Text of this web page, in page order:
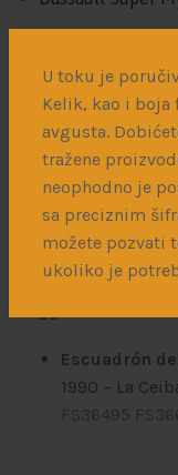
U toku je
Kelik, kao i boja
avgusta.
tražene
neophodno je
sa preciznim
možete pozvati
ukoliko je
EC 2/10 Seine
May 1961
– BA
FS17178
EC 2/5 Île de
June 1963–
FS17178
IAI Sa’ar
Escuadrón de
1990 – La